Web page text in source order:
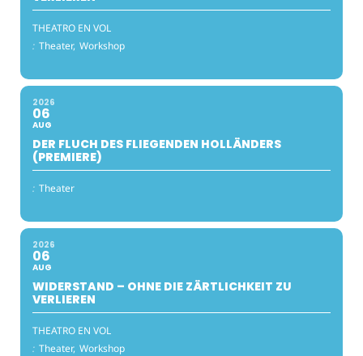
THEATRO EN VOL
: Theater, Workshop
2026
06
AUG
DER FLUCH DES FLIEGENDEN HOLLÄNDERS
(PREMIERE)
: Theater
2026
06
AUG
WIDERSTAND – OHNE DIE ZÄRTLICHKEIT ZU
VERLIEREN
THEATRO EN VOL
: Theater, Workshop